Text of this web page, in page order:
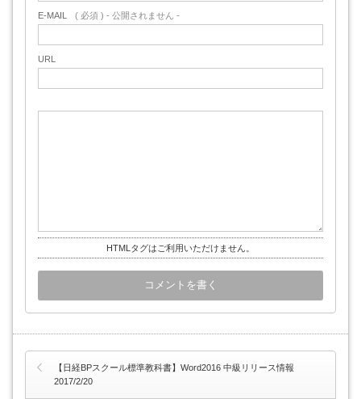
E-MAIL ( 必須 ) - 公開されません -
URL
HTMLタグはご利用いただけません。
【日経BPスクール標準教科書】Word2016 中級リリース情報
2017/2/20